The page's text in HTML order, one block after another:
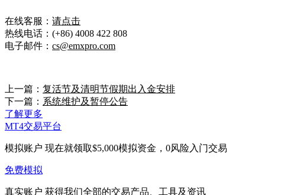
在线客服： 请点击
热线电话：(+86) 4008 422 808
电子邮件： cs@emxpro.com
上一篇： 复活节及清明节假期出入金安排
下一篇： 系统维护及暂停公告
了解更多
MT4交易平台
模拟账户 现在就领取$5,000模拟资金，0风险入门交易
免费模拟
真实账户 获得我们全部的交易产品、工具及资讯